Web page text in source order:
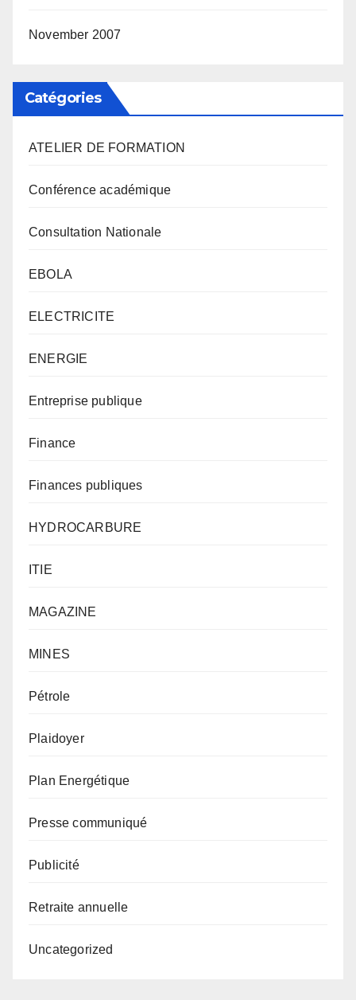
November 2007
Catégories
ATELIER DE FORMATION
Conférence académique
Consultation Nationale
EBOLA
ELECTRICITE
ENERGIE
Entreprise publique
Finance
Finances publiques
HYDROCARBURE
ITIE
MAGAZINE
MINES
Pétrole
Plaidoyer
Plan Energétique
Presse communiqué
Publicité
Retraite annuelle
Uncategorized